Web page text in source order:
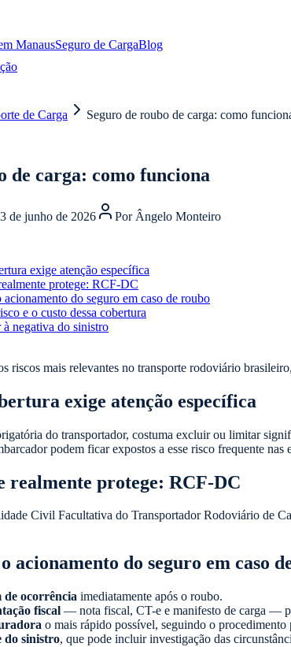
ManausSeguro de CargaBlog
de Carga
Seguro de roubo de carga: como
de carga: como funciona
de junho de 2026 Por Ângelo Monteiro
exige atenção específica
protege: RCF-DC
do seguro em caso de roubo
e o custo dessa cobertura
negativa do sinistro
riscos mais relevantes no transporte rodoviário
exige atenção específica
do transportador, costuma excluir ou limitar
podem ficar expostos a esse risco frequente nas
realmente protege: RCF-DC
Civil Facultativa do Transportador Rodoviário de
acionamento do seguro em caso
de ocorrência imediatamente após o roubo.
fiscal — nota fiscal, CT-e e manifesto de carga —
o mais rápido possível, seguindo o procedimento
do sinistro, que pode incluir investigação das